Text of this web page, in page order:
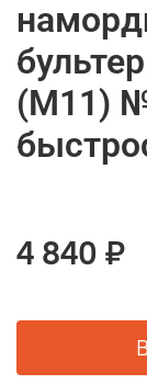
(M11)
4 840 ₽